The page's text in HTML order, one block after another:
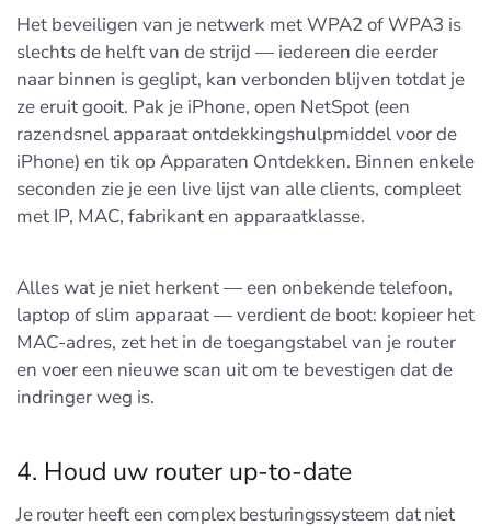
Het beveiligen van je netwerk met WPA2 of WPA3 is
slechts de helft van de strijd — iedereen die eerder
naar binnen is geglipt, kan verbonden blijven totdat je
ze eruit gooit. Pak je iPhone, open NetSpot (een
razendsnel apparaat ontdekkingshulpmiddel voor de
iPhone) en tik op Apparaten Ontdekken. Binnen enkele
seconden zie je een live lijst van alle clients, compleet
met IP, MAC, fabrikant en apparaatklasse.
Alles wat je niet herkent — een onbekende telefoon,
laptop of slim apparaat — verdient de boot: kopieer het
MAC-adres, zet het in de toegangstabel van je router
en voer een nieuwe scan uit om te bevestigen dat de
indringer weg is.
4. Houd uw router up-to-date
Je router heeft een complex besturingssysteem dat niet